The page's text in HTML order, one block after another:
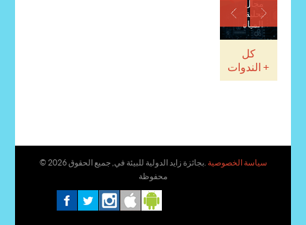
مجال
تحلية
المياه
كل
الندوات +
© 2026 سياسة الخصوصية .بجائزة زايد الدولية للبيئة في, جميع الحقوق
محفوظة